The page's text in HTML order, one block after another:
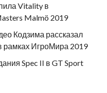
Vitality в
Malmö 2019
Кодзима рассказал
рамках ИгроМира 2019
Spec II в GT Sport